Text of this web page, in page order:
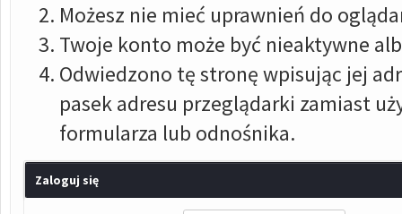
Możesz nie mieć uprawnień do
Twoje konto może być nieaktywne
Odwiedzono tę stronę wpisując jej
pasek adresu przeglądarki zamiast
formularza lub odnośnika.
Zaloguj się